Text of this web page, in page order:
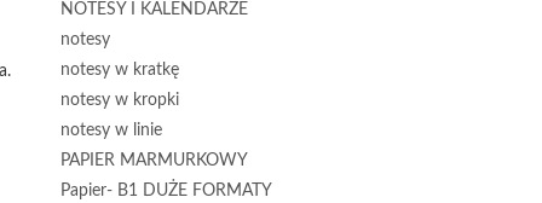
NOTESY I KALENDARZE
notesy
notesy w kratkę
notesy w kropki
notesy w linie
PAPIER MARMURKOWY
Papier- B1 DUŻE FORMATY